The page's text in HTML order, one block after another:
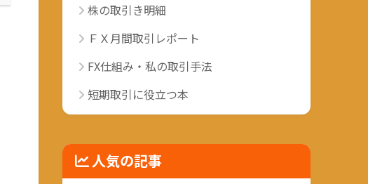
株の取引き明細
ＦＸ月間取引レポート
FX仕組み・私の取引手法
短期取引に役立つ本
人気の記事